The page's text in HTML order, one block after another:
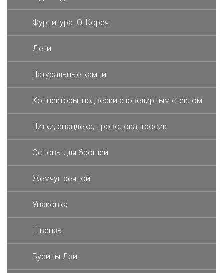
Фурнитура Ю. Корея
Дети
Натуральные камни
Коннекторы, подвески с ювелирным стеклом
Нитки, спандекс, проволока, тросик
Основы для брошей
Жемчуг речной
Упаковка
Швензы
Бусины Дзи